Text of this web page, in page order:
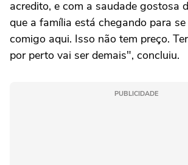
acredito, e com a saudade gostosa
que a família está chegando para
comigo aqui. Isso não tem preço.
por perto vai ser demais", concluiu.
PUBLICIDADE